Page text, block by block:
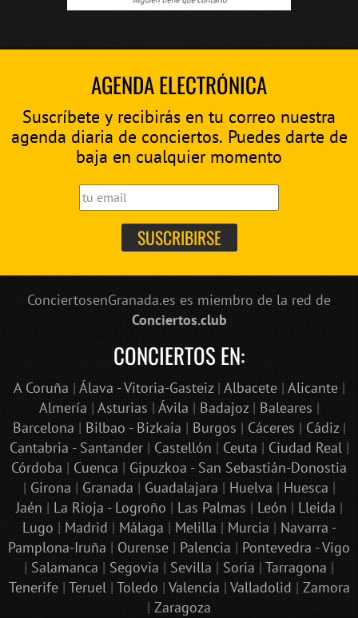
AGENDA ELECTRÓNICA
Suscríbete y recibirás en tu correo nuestra
agenda diaria de conciertos. Puedes darte de
baja en cualquier momento
ConciertosenGranada.es es miembro de la red de
Conciertos.club
CONCIERTOS EN:
A Coruña | Álava - Vitoria-Gasteiz| Albacete| Alicante|
Almería | Asturias | Ávila | Badajoz| Baleares |
Barcelona | Bilbao - Bizkaia | Burgos | Cáceres | Cádiz|
Cantabria - Santander| Castellón | Ceuta | Ciudad Real|
Córdoba | Cuenca | Gipuzkoa - San Sebastián-Donostia
| Girona | Granada | Guadalajara | Huelva | Huesca |
Jaén | La Rioja - Logroño | Las Palmas | León | Lleida |
Lugo | Madrid | Málaga | Melilla | Murcia | Navarra -
Pamplona-Iruña | Ourense | Palencia | Pontevedra - Vigo
| Salamanca | Segovia | Sevilla | Soria | Tarragona |
Tenerife| Teruel| Toledo | Valencia | Valladolid | Zamora
| Zaragoza